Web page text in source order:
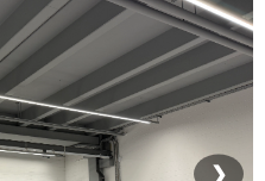
❯